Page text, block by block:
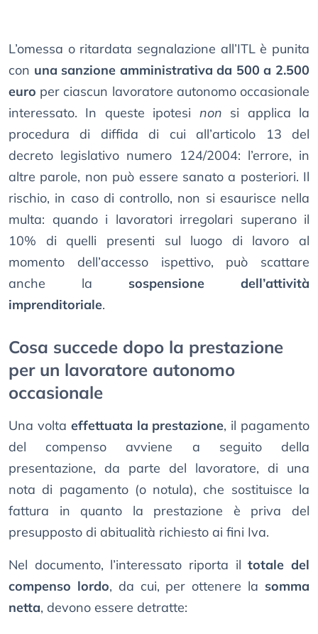
L’omessa o ritardata segnalazione all’ITL è punita
con una sanzione amministrativa da 500 a 2.500
euro per ciascun lavoratore autonomo occasionale
interessato. In queste ipotesi non si applica la
procedura di diffida di cui all’articolo 13 del
decreto legislativo numero 124/2004: l’errore, in
altre parole, non può essere sanato a posteriori. Il
rischio, in caso di controllo, non si esaurisce nella
multa: quando i lavoratori irregolari superano il
10% di quelli presenti sul luogo di lavoro al
momento dell’accesso ispettivo, può scattare
anche la sospensione dell’attività
imprenditoriale.
Cosa succede dopo la prestazione
per un lavoratore autonomo
occasionale
Una volta effettuata la prestazione, il pagamento
del compenso avviene a seguito della
presentazione, da parte del lavoratore, di una
nota di pagamento (o notula), che sostituisce la
fattura in quanto la prestazione è priva del
presupposto di abitualità richiesto ai fini Iva.
Nel documento, l’interessato riporta iltotale del
compenso lordo, da cui, per ottenere la somma
netta, devono essere detratte: